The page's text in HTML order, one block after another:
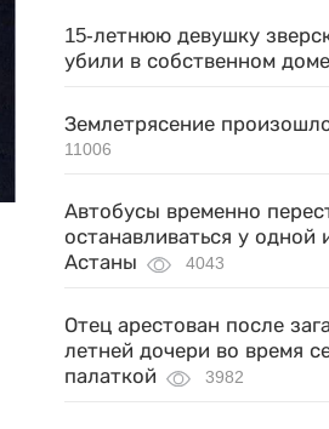
15-летнюю девушку
убили в собственном доме
Землетрясение
11006
Автобусы временно
останавливаться у одной
Астаны
4043
Отец арестован после
летней дочери во время
палаткой
3982